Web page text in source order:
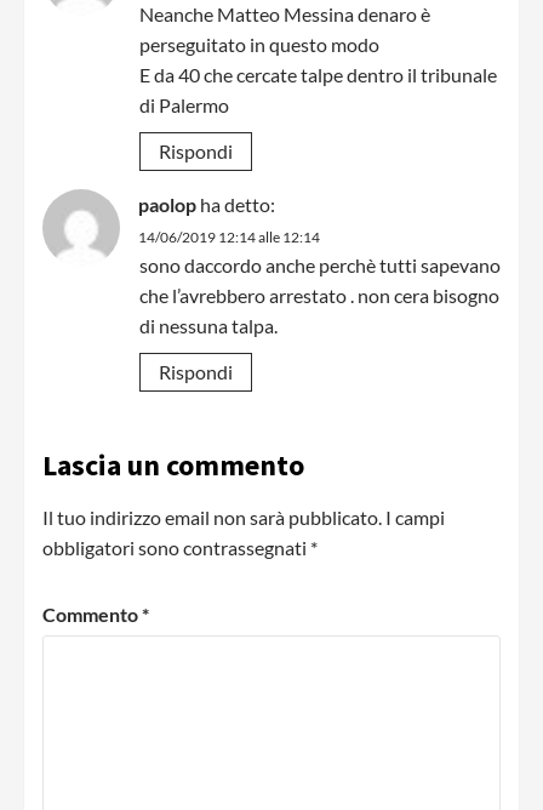
Neanche Matteo Messina denaro è
perseguitato in questo modo
E da 40 che cercate talpe dentro il tribunale
di Palermo
Rispondi
paolop ha detto:
14/06/2019 12:14 alle 12:14
sono daccordo anche perchè tutti sapevano
che l’avrebbero arrestato . non cera bisogno
di nessuna talpa.
Rispondi
Lascia un commento
Il tuo indirizzo email non sarà pubblicato. I campi
obbligatori sono contrassegnati *
Commento*